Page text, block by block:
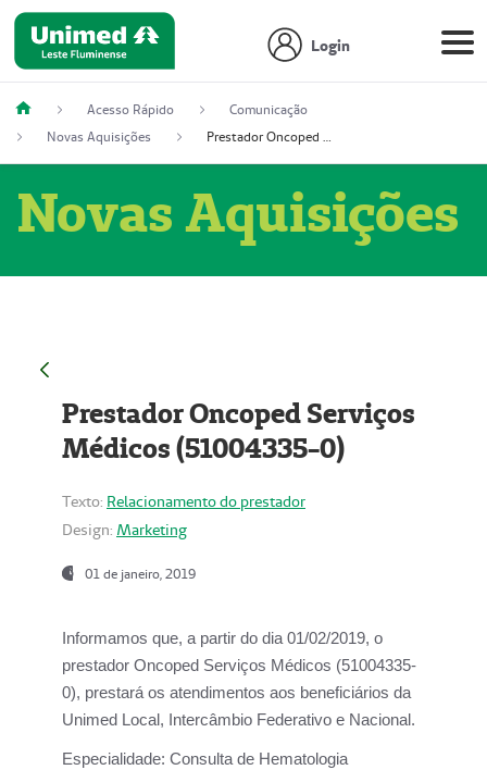
Login
Acesso Rápido
Comunicação
Novas Aquisições
Prestador Oncoped Serviços Médicos (51004335-0)
Novas Aquisições
Prestador Oncoped Serviços
Médicos (51004335-0)
Texto: Relacionamento do prestador
Design: Marketing
01 de janeiro, 2019
Informamos que, a partir do dia 01/02/2019, o
prestador Oncoped Serviços Médicos (51004335-
0), prestará os atendimentos aos beneficiários da
Unimed Local, Intercâmbio Federativo e Nacional.
Especialidade: Consulta de Hematologia